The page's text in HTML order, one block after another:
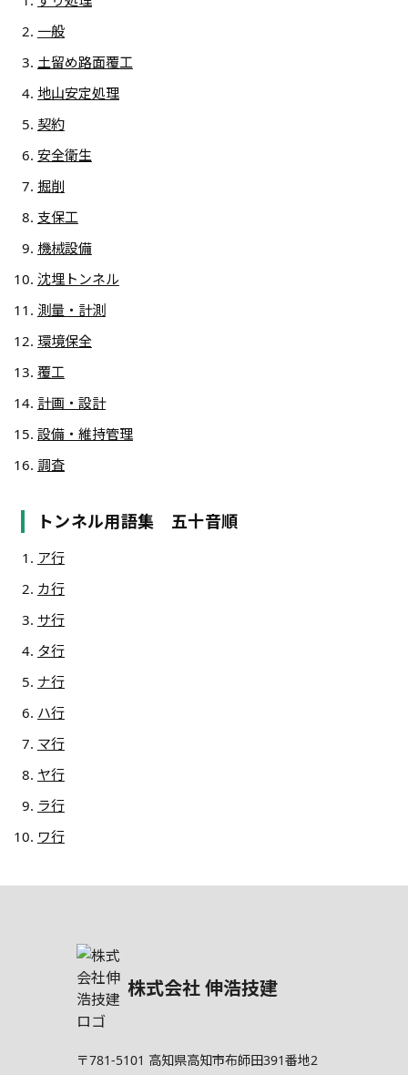
一般
土留め路面覆工
地山安定処理
契約
安全衛生
掘削
支保工
機械設備
沈埋トンネル
測量・計測
環境保全
覆工
計画・設計
設備・維持管理
調査
トンネル用語集 五十音順
ア行
カ行
サ行
タ行
ナ行
ハ行
マ行
ヤ行
ラ行
ワ行
株式会社 伸浩技建
〒781-5101 高知県高知市布師田391番地2